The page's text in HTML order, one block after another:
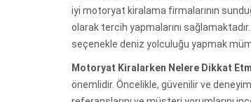
iyi motoryat kiralama firmalarının
olarak tercih yapmalarını
seçenekle deniz yolculuğu yapmak
Motoryat Kiralarken Nelere Dikkat
önemlidir. Öncelikle, güvenilir ve